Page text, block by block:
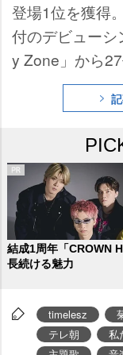
登場1位を獲得
付のデビュー
y Zone」から
作目の1位獲得
結成1周年「CROWN
長続ける魅力
timelesz
テレ朝
私